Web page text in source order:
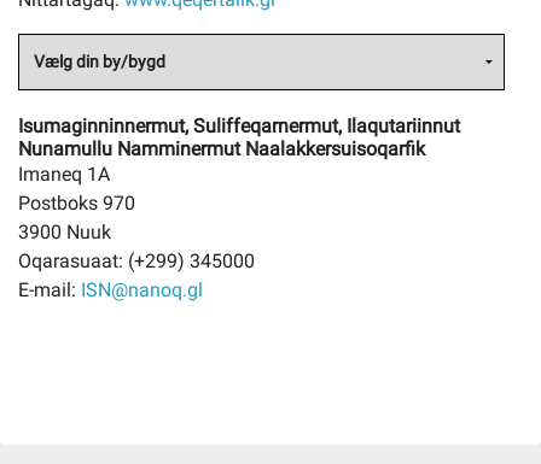
Isumaginninnermut, Suliffeqarnermut, Ilaqutariinnut
Nunamullu Namminermut Naalakkersuisoqarfik
Imaneq 1A
Postboks 970
3900 Nuuk
Oqarasuaat: (+299) 345000
E-mail: ISN@nanoq.gl